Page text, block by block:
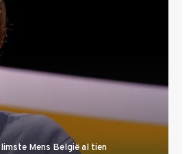
Mens België al tien